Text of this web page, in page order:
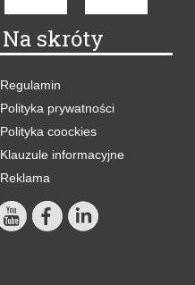
Na skróty
Regulamin
Polityka prywatności
Polityka coockies
Klauzule informacyjne
Reklama